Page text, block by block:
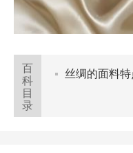
百
科
目
录
丝绸的面料